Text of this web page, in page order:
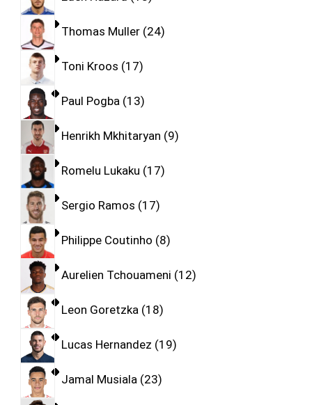
Thomas Muller 24
Toni Kroos 17
Paul Pogba 13
Henrikh Mkhitaryan 9
Romelu Lukaku 17
Sergio Ramos 17
Philippe Coutinho 8
Aurelien Tchouameni 12
Leon Goretzka 18
Lucas Hernandez 19
Jamal Musiala 23